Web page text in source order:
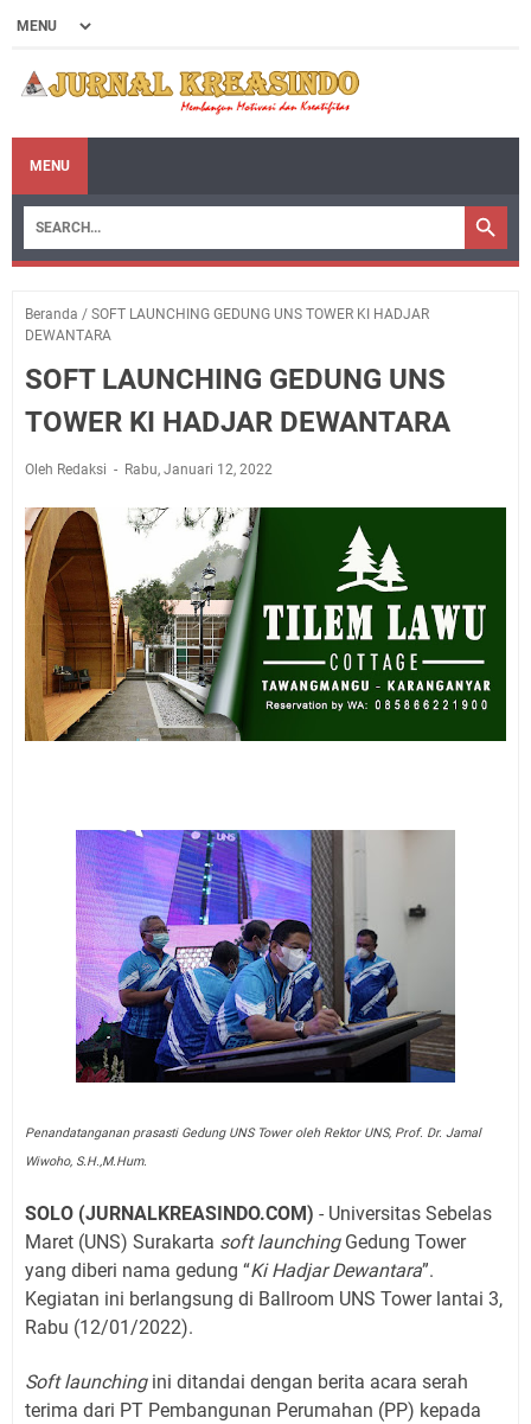
MENU
Beranda / SOFT LAUNCHING GEDUNG UNS TOWER KI HADJAR
DEWANTARA
SOFT LAUNCHING GEDUNG UNS
TOWER KI HADJAR DEWANTARA
Oleh Redaksi Rabu, Januari 12, 2022
Penandatanganan prasasti Gedung UNS Tower oleh Rektor UNS, Prof. Dr. Jamal
Wiwoho, S.H.,M.Hum.
SOLO (JURNALKREASINDO.COM) - Universitas Sebelas
Maret (UNS) Surakarta soft launchingGedung Tower
yang diberi nama gedung “Ki Hadjar Dewantara”.
Kegiatan ini berlangsung di Ballroom UNS Tower lantai 3,
Rabu (12/01/2022).
Soft launchingini ditandai dengan berita acara serah
terima dari PT Pembangunan Perumahan (PP) kepada